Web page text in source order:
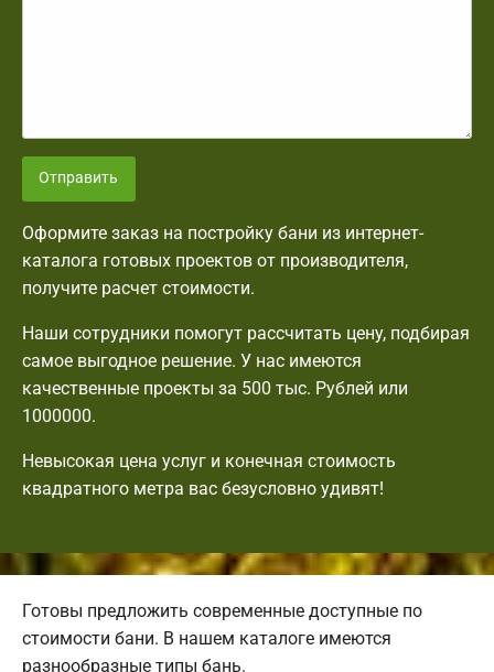
Отправить
Оформите заказ на постройку бани из интернет-
каталога готовых проектов от производителя,
получите расчет стоимости.
Наши сотрудники помогут рассчитать цену, подбирая
самое выгодное решение. У нас имеются
качественные проекты за 500 тыс. Рублей или
1000000.
Невысокая цена услуг и конечная стоимость
квадратного метра вас безусловно удивят!
Готовы предложить современные доступные по
стоимости бани. В нашем каталоге имеются
разнообразные типы бань.